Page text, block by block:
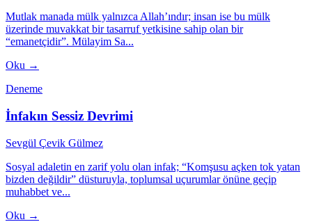
Mutlak manada mülk yalnızca Allah’ındır; insan ise bu mülk
üzerinde muvakkat bir tasarruf yetkisine sahip olan bir
“emanetçidir”. Mülayim Sa...
Oku →
Deneme
İnfakın Sessiz Devrimi
Sevgül Çevik Gülmez
Sosyal adaletin en zarif yolu olan infak; “Komşusu açken tok yatan
bizden değildir” düsturuyla, toplumsal uçurumlar önüne geçip
muhabbet ve...
Oku →